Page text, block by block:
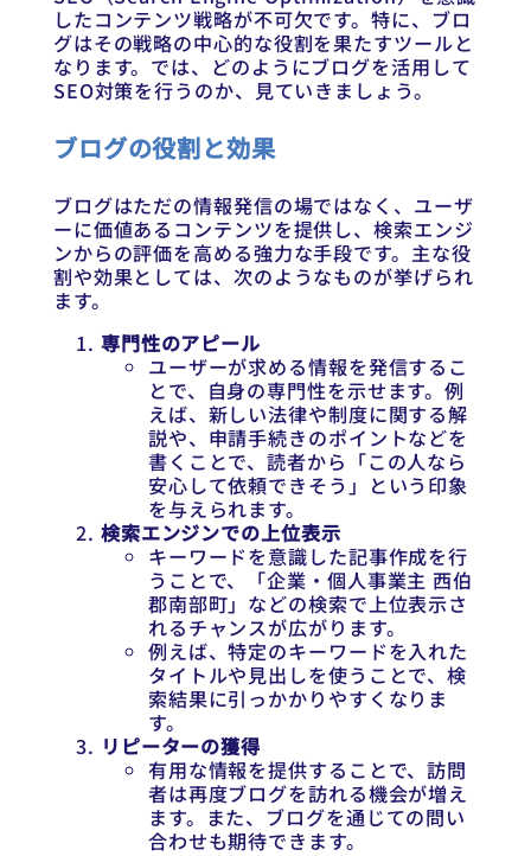
したコンテンツ戦略が不可欠です。特に、ブロ
グはその戦略の中心的な役割を果たすツールと
なります。では、どのようにブログを活用して
SEO対策を行うのか、見ていきましょう。
ブログの役割と効果
ブログはただの情報発信の場ではなく、ユーザ
ーに価値あるコンテンツを提供し、検索エンジ
ンからの評価を高める強力な手段です。主な役
割や効果としては、次のようなものが挙げられ
ます。
専門性のアピール
ユーザーが求める情報を発信するこ
とで、自身の専門性を示せます。例
えば、新しい法律や制度に関する解
説や、申請手続きのポイントなどを
書くことで、読者から「この人なら
安心して依頼できそう」という印象
を与えられます。
検索エンジンでの上位表示
キーワードを意識した記事作成を行
うことで、「企業・個人事業主 西伯
郡南部町」などの検索で上位表示さ
れるチャンスが広がります。
例えば、特定のキーワードを入れた
タイトルや見出しを使うことで、検
索結果に引っかかりやすくなりま
す。
リピーターの獲得
有用な情報を提供することで、訪問
者は再度ブログを訪れる機会が増え
ます。また、ブログを通じての問い
合わせも期待できます。